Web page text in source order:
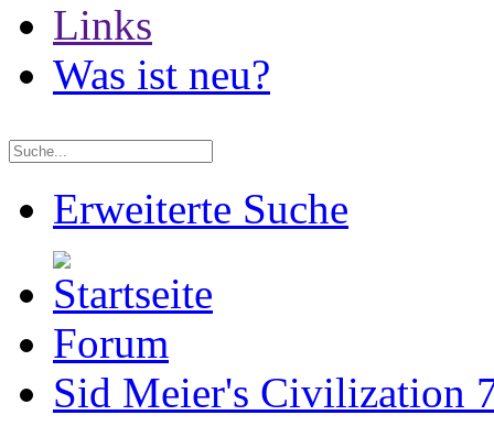
Links
Was ist neu?
Erweiterte Suche
Forum
Sid Meier's Civilization